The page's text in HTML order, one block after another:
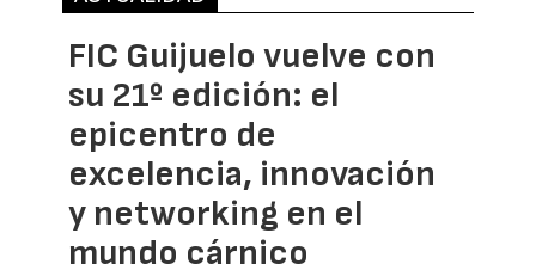
FIC Guijuelo vuelve con
su 21º edición: el
epicentro de
excelencia, innovación
y networking en el
mundo cárnico